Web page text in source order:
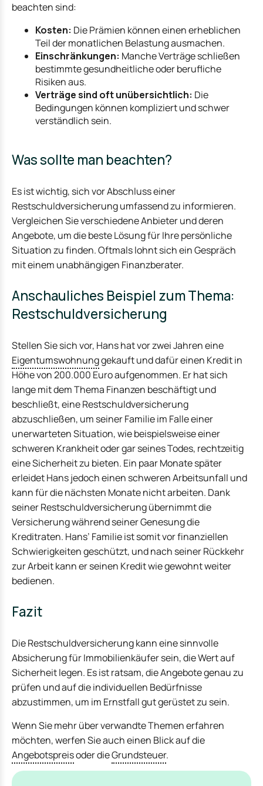
beachten sind:
Kosten: Die Prämien können einen erheblichen
Teil der monatlichen Belastung ausmachen.
Einschränkungen: Manche Verträge schließen
bestimmte gesundheitliche oder berufliche
Risiken aus.
Verträge sind oft unübersichtlich: Die
Bedingungen können kompliziert und schwer
verständlich sein.
Was sollte man beachten?
Es ist wichtig, sich vor Abschluss einer
Restschuldversicherung umfassend zu informieren.
Vergleichen Sie verschiedene Anbieter und deren
Angebote, um die beste Lösung für Ihre persönliche
Situation zu finden. Oftmals lohnt sich ein Gespräch
mit einem unabhängigen Finanzberater.
Anschauliches Beispiel zum Thema:
Restschuldversicherung
Stellen Sie sich vor, Hans hat vor zwei Jahren eine
Eigentumswohnunggekauft und dafür einen Kredit in
Höhe von 200.000 Euro aufgenommen. Er hat sich
lange mit dem Thema Finanzen beschäftigt und
beschließt, eine Restschuldversicherung
abzuschließen, um seiner Familie im Falle einer
unerwarteten Situation, wie beispielsweise einer
schweren Krankheit oder gar seines Todes, rechtzeitig
eine Sicherheit zu bieten. Ein paar Monate später
erleidet Hans jedoch einen schweren Arbeitsunfall und
kann für die nächsten Monate nicht arbeiten. Dank
seiner Restschuldversicherung übernimmt die
Versicherung während seiner Genesung die
Kreditraten. Hans’ Familie ist somit vor finanziellen
Schwierigkeiten geschützt, und nach seiner Rückkehr
zur Arbeit kann er seinen Kredit wie gewohnt weiter
bedienen.
Fazit
Die Restschuldversicherung kann eine sinnvolle
Absicherung für Immobilienkäufer sein, die Wert auf
Sicherheit legen. Es ist ratsam, die Angebote genau zu
prüfen und auf die individuellen Bedürfnisse
abzustimmen, um im Ernstfall gut gerüstet zu sein.
Wenn Sie mehr über verwandte Themen erfahren
möchten, werfen Sie auch einen Blick auf die
Angebotspreisoder dieGrundsteuer.